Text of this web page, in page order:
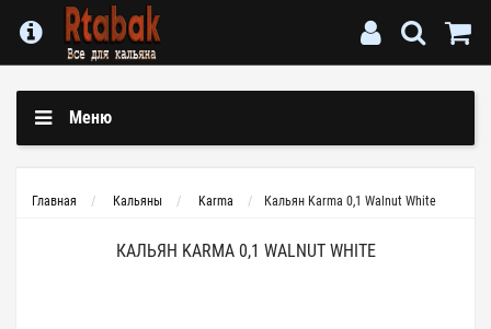
Меню
Главная Кальяны Karma Кальян Karma 0,1 Walnut White
КАЛЬЯН KARMA 0,1 WALNUT WHITE